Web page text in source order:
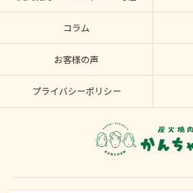
コラム
お客様の声
プライバシーポリシー